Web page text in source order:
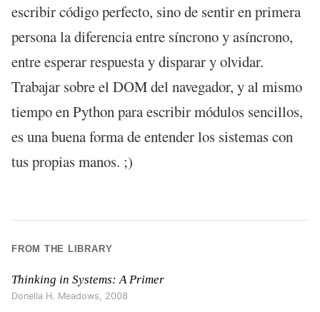
escribir código perfecto, sino de sentir en primera
persona la diferencia entre síncrono y asíncrono,
entre esperar respuesta y disparar y olvidar.
Trabajar sobre el DOM del navegador, y al mismo
tiempo en Python para escribir módulos sencillos,
es una buena forma de entender los sistemas con
tus propias manos. ;)
FROM THE LIBRARY
Thinking in Systems: A Primer
Donella H. Meadows, 2008